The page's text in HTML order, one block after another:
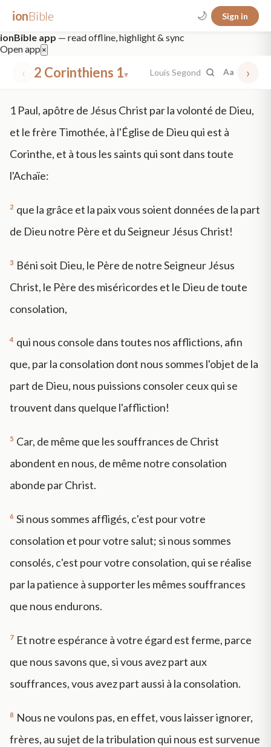
ionBible 🌙 Sign in
ionBible app — read offline, highlight & sync
Open app ×
‹ 2 Corinthiens 1▾ Louis Segond Aa ›
✕
mt 5 nt faith "peace that passeth" grace -law
1 Paul, apôtre de Jésus Christ par la volonté de Dieu,
et le frère Timothée, à l'Église de Dieu qui est à
Corinthe, et à tous les saints qui sont dans toute
l'Achaïe:
2 que la grâce et la paix vous soient données de la part
de Dieu notre Père et du Seigneur Jésus Christ!
3 Béni soit Dieu, le Père de notre Seigneur Jésus
Christ, le Père des miséricordes et le Dieu de toute
consolation,
4 qui nous console dans toutes nos afflictions, afin
que, par la consolation dont nous sommes l'objet de la
part de Dieu, nous puissions consoler ceux qui se
trouvent dans quelque l'affliction!
5 Car, de même que les souffrances de Christ
abondent en nous, de même notre consolation
abonde par Christ.
6 Si nous sommes affligés, c'est pour votre
consolation et pour votre salut; si nous sommes
consolés, c'est pour votre consolation, qui se réalise
par la patience à supporter les mêmes souffrances
que nous endurons.
7 Et notre espérance à votre égard est ferme, parce
que nous savons que, si vous avez part aux
souffrances, vous avez part aussi à la consolation.
8 Nous ne voulons pas, en effet, vous laisser ignorer,
frères, au sujet de la tribulation qui nous est survenue